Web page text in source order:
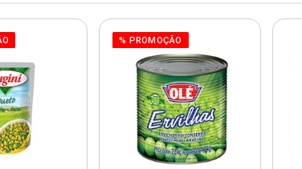
% PROMOÇÃO